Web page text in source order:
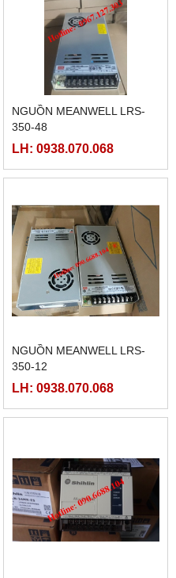
NGUỒN MEANWELL LRS-
350-48
LH: 0938.070.068
NGUỒN MEANWELL LRS-
350-12
LH: 0938.070.068